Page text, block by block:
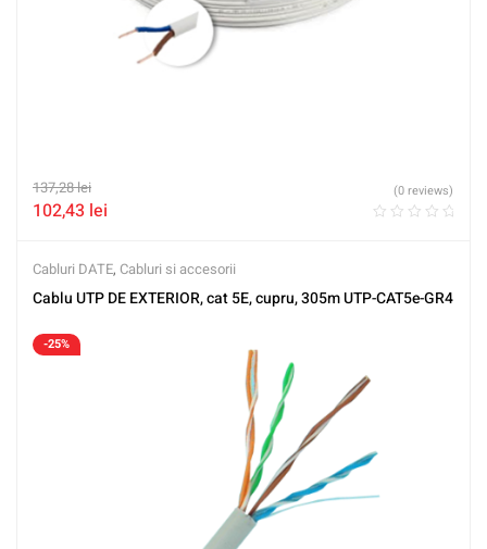
137,28lei
102,43 lei
(0 reviews)
Cabluri DATE, Cabluri si accesorii
Cablu UTP DE EXTERIOR, cat 5E, cupru, 305m UTP-CAT5e-GR4
-25%